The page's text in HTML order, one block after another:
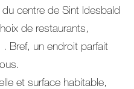
centre de Sint Idesbald
de restaurants,
Bref, un endroit parfait
et surface habitable,